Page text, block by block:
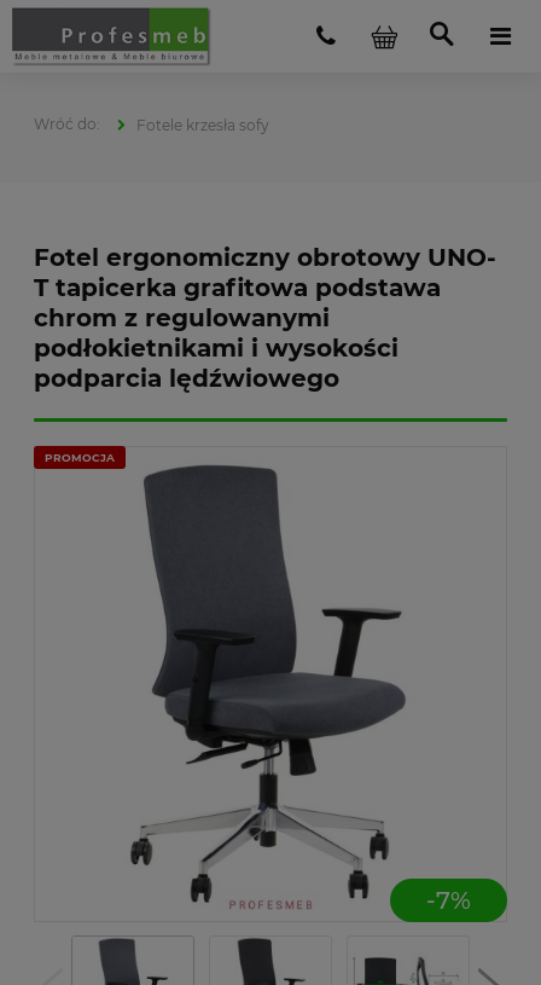
Fotele krzesła sofy
Fotel ergonomiczny obrotowy UNO-
T tapicerka grafitowa podstawa
chrom z regulowanymi
podłokietnikami i wysokości
podparcia lędźwiowego
PROMOCJA
-7%